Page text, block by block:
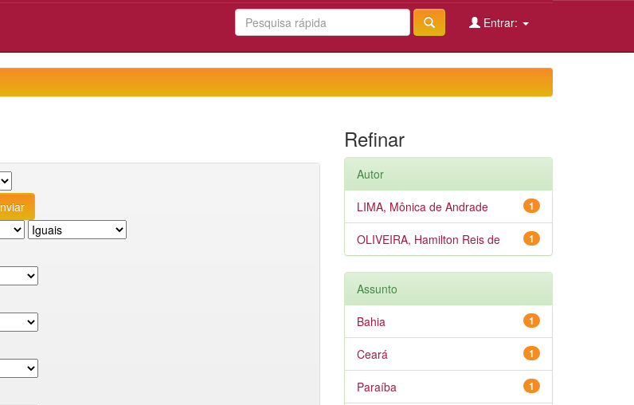
Entrar:
Refinar
Autor
1
LIMA, Mônica de Andrade
1
OLIVEIRA, Hamilton Reis de
Assunto
1
Bahia
1
Ceará
1
Paraíba